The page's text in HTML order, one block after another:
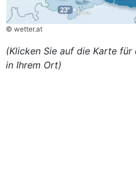
© wetter.at
(Klicken Sie auf die Karte
in Ihrem Ort)